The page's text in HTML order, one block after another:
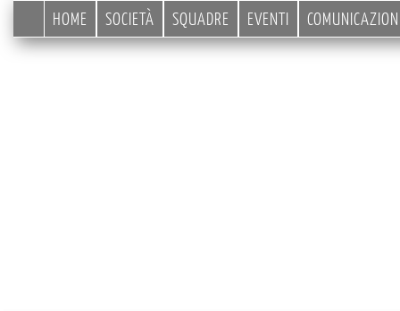
HOME SOCIETÀ SQUADRE EVENTI